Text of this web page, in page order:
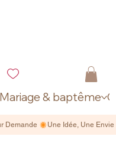
& baptême